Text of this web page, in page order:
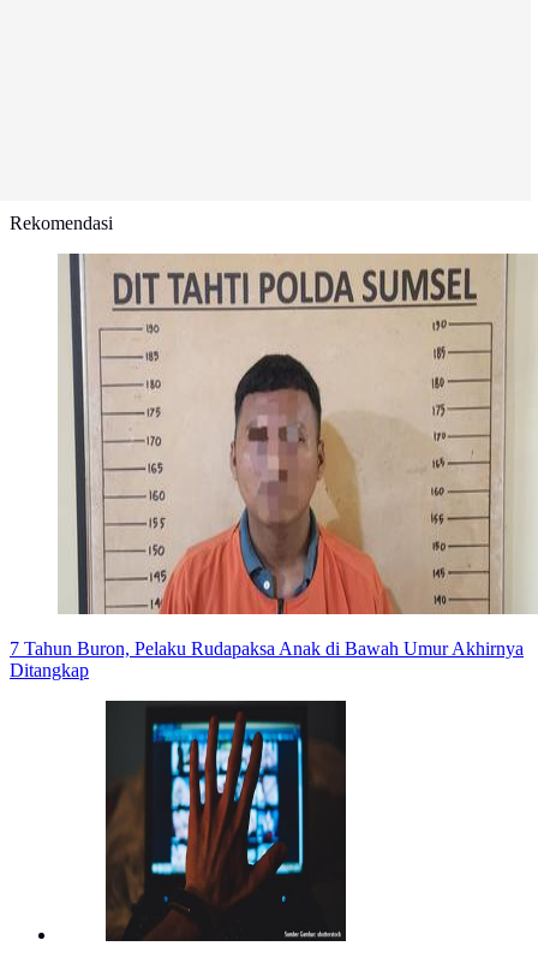
Rekomendasi
7 Tahun Buron, Pelaku Rudapaksa Anak di Bawah Umur Akhirnya
Ditangkap